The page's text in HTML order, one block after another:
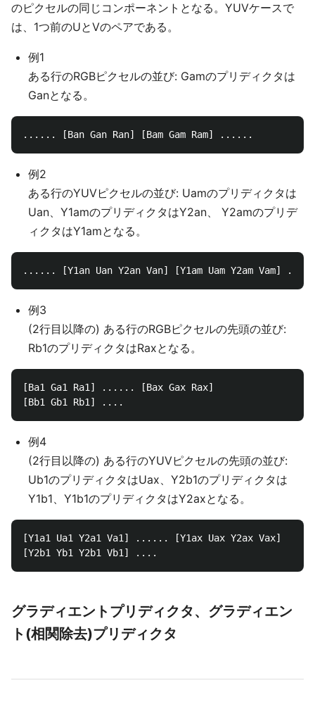
のピクセルの同じコンポーネントとなる。YUVケースで
は、1つ前のUとVのペアである。
例1
ある行のRGBピクセルの並び: Gamのプリディクタは
Ganとなる。
例2
ある行のYUVピクセルの並び: Uamのプリディクタは
Uan、Y1amのプリディクタはY2an、 Y2amのプリデ
ィクタはY1amとなる。
例3
(2行目以降の) ある行のRGBピクセルの先頭の並び:
Rb1のプリディクタはRaxとなる。
[Ba1 Ga1 Ra1] ...... [Bax Gax Rax]
例4
(2行目以降の) ある行のYUVピクセルの先頭の並び:
Ub1のプリディクタはUax、Y2b1のプリディクタは
Y1b1、Y1b1のプリディクタはY2axとなる。
[Y1a1 Ua1 Y2a1 Va1] ...... [Y1ax Uax Y2ax Vax]
グラディエントプリディクタ、グラディエン
ト(相関除去)プリディクタ